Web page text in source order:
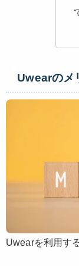
Uwearのメ
Uwearを利用す